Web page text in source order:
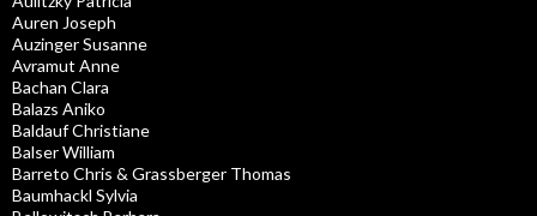
Auren Joseph
Auzinger Susanne
Avramut Anne
Bachan Clara
Balazs Aniko
Baldauf Christiane
Balser William
Barreto Chris & Grassberger Thomas
Baumhackl Sylvia